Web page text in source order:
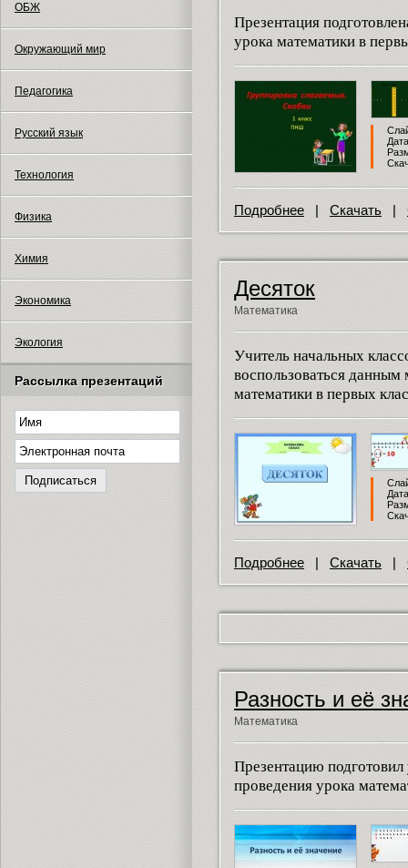
ОБЖ
Окружающий мир
Педагогика
Русский язык
Технология
Физика
Химия
Экономика
Экология
Рассылка презентаций
Презентация
урока математики в
Подробнее | Скачать |
Десяток
Математика
Учитель начальных
воспользоваться
математики в первых
Подробнее | Скачать |
Разность и её
Математика
Презентацию подготовил
проведения урока